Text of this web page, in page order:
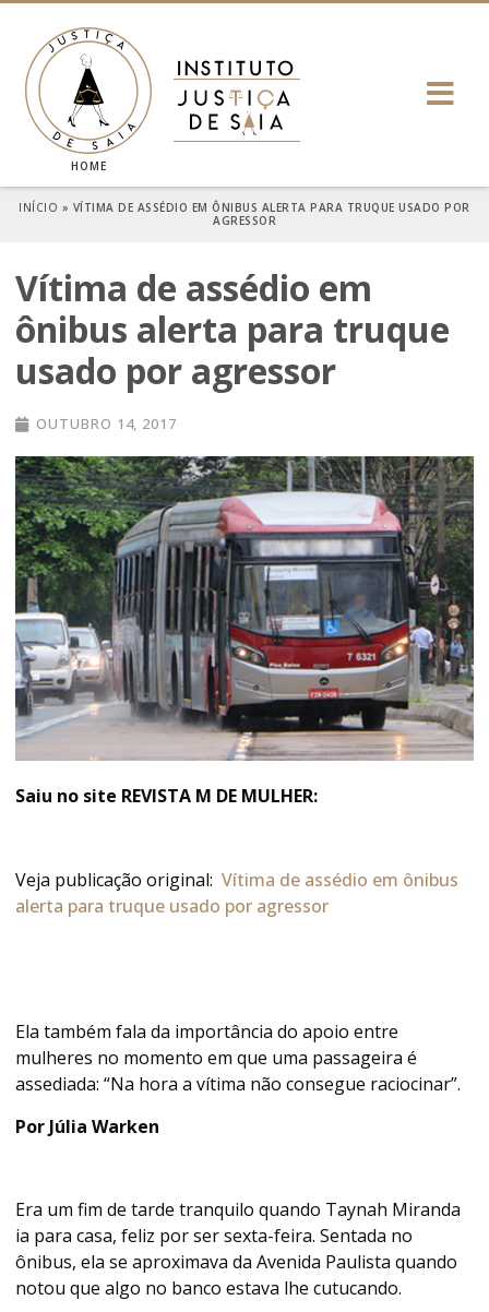
HOME
INÍCIO » VÍTIMA DE ASSÉDIO EM ÔNIBUS ALERTA PARA TRUQUE USADO POR
AGRESSOR
Vítima de assédio em
ônibus alerta para truque
usado por agressor
OUTUBRO 14, 2017
Saiu no site REVISTA M DE MULHER:
Veja publicação original:Vítima de assédio em ônibus
alerta para truque usado por agressor
Ela também fala da importância do apoio entre
mulheres no momento em que uma passageira é
assediada: “Na hora a vítima não consegue raciocinar”.
Por Júlia Warken
Era um fim de tarde tranquilo quando Taynah Miranda
ia para casa, feliz por ser sexta-feira. Sentada no
ônibus, ela se aproximava da Avenida Paulista quando
notou que algo no banco estava lhe cutucando.